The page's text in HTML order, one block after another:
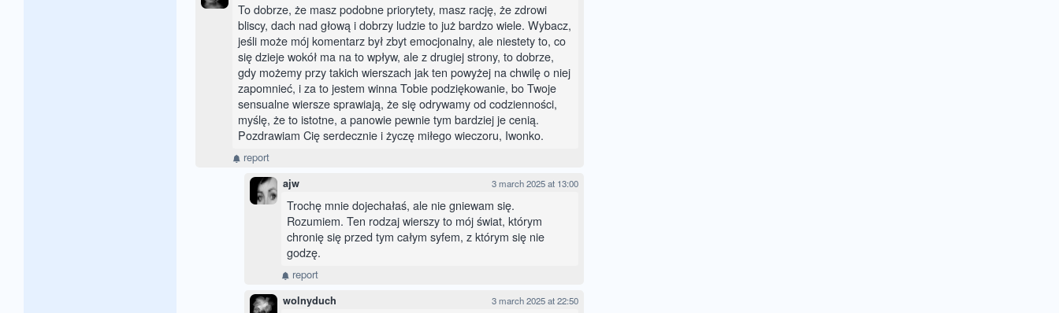
To dobrze, że masz podobne priorytety, masz rację, że zdrowi
bliscy, dach nad głową i dobrzy ludzie to już bardzo wiele. Wybacz,
jeśli może mój komentarz był zbyt emocjonalny, ale niestety to, co
się dzieje wokół ma na to wpływ, ale z drugiej strony, to dobrze,
gdy możemy przy takich wierszach jak ten powyżej na chwilę o niej
zapomnieć, i za to jestem winna Tobie podziękowanie, bo Twoje
sensualne wiersze sprawiają, że się odrywamy od codzienności,
myślę, że to istotne, a panowie pewnie tym bardziej je cenią.
Pozdrawiam Cię serdecznie i życzę miłego wieczoru, Iwonko.
report
ajw 3 march 2025 at 13:00
Trochę mnie dojechałaś, ale nie gniewam się.
Rozumiem. Ten rodzaj wierszy to mój świat, którym
chronię się przed tym całym syfem, z którym się nie
godzę.
report
wolnyduch 3 march 2025 at 22:50